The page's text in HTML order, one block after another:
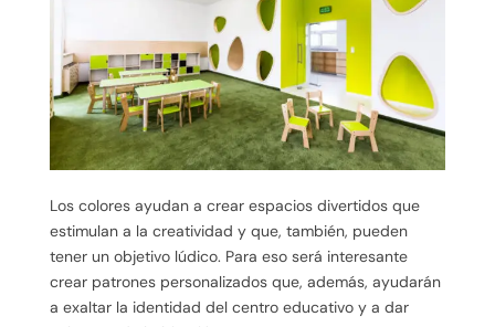
Los colores ayudan a crear espacios divertidos que
estimulan a la creatividad y que, también, pueden
tener un objetivo lúdico. Para eso será interesante
crear patrones personalizados que, además, ayudarán
a exaltar la identidad del centro educativo y a dar